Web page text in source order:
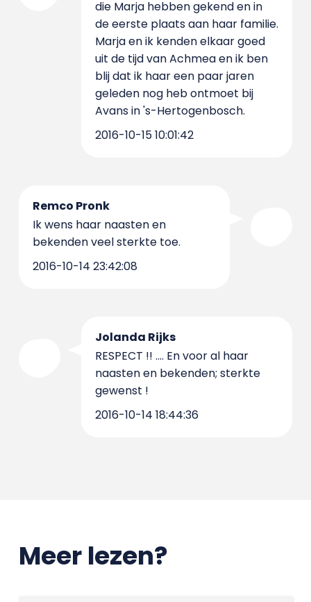
die Marja hebben gekend en in
de eerste plaats aan haar familie.
Marja en ik kenden elkaar goed
uit de tijd van Achmea en ik ben
blij dat ik haar een paar jaren
geleden nog heb ontmoet bij
Avans in 's-Hertogenbosch.
2016-10-15 10:01:42
Remco Pronk
Ik wens haar naasten en
bekenden veel sterkte toe.
2016-10-14 23:42:08
Jolanda Rijks
RESPECT !! .... En voor al haar
naasten en bekenden; sterkte
gewenst !
2016-10-14 18:44:36
Meer lezen?